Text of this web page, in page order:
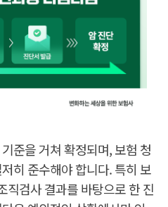
준을 거쳐 확정되며, 보험 청
히 준수해야 합니다. 특히 보
직검사 결과를 바탕으로 한 진